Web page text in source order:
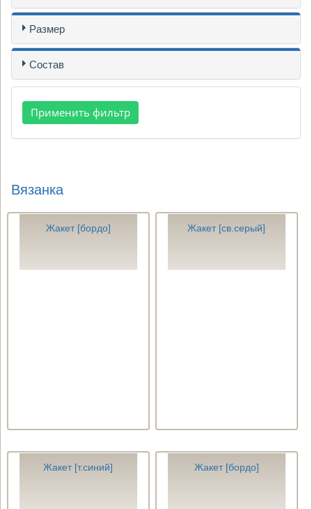
Размер
Состав
Вязанка
Жакет [бордо] Жакет [св.серый]
Жакет [т.синий] Жакет [бордо]